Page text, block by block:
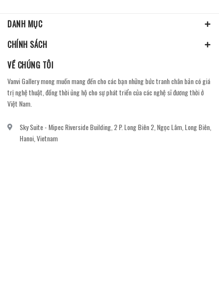
DANH MỤC
CHÍNH SÁCH
VỀ CHÚNG TÔI
Vanvi Gallery mong muốn mang đến cho các bạn những bức tranh chân bản có giá
trị nghệ thuật, đồng thời ủng hộ cho sự phát triển của các nghệ sĩ đương thời ở
Việt Nam.
Sky Suite - Mipec Riverside Building, 2 P. Long Biên 2, Ngọc Lâm, Long Biên,
Hanoi, Vietnam